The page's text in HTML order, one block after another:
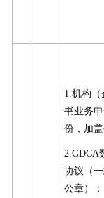
1.机构（
书业务
份，加盖
2.GDCA
协议（
公章）；